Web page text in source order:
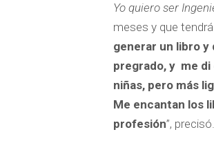
Yo quiero ser
meses y que
generar un libro y
pregrado, y me di
niñas, pero más
Me encantan los
profesión”, precisó.